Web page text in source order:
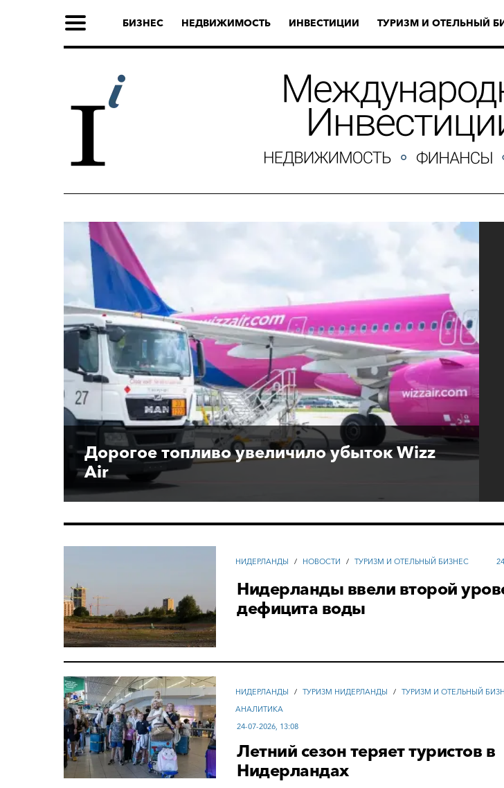
БИЗНЕС НЕДВИЖИМОСТЬ ИНВЕСТИЦИИ ТУРИЗМ И ОТЕЛЬНЫЙ
Дорогое топливо увеличило убыток Wizz
Air
НИДЕРЛАНДЫ / НОВОСТИ / ТУРИЗМ И ОТЕЛЬНЫЙ БИЗНЕС
Нидерланды ввели второй
дефицита воды
НИДЕРЛАНДЫ / ТУРИЗМ НИДЕРЛАНДЫ / ТУРИЗМ И ОТЕЛЬНЫЙ
АНАЛИТИКА
24-07-2026, 13:08
Летний сезон теряет туристов в
Нидерландах